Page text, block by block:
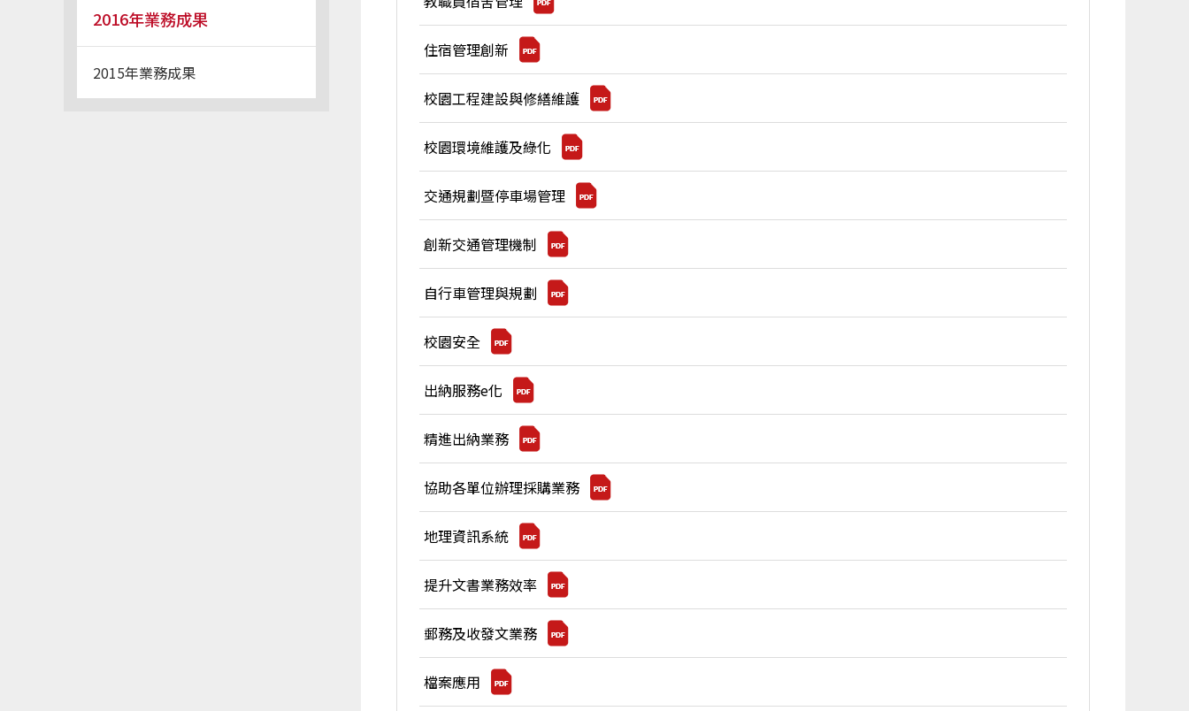
2016年業務成果
2015年業務成果
住宿管理創新
校園工程建設與修繕維護
校園環境維護及綠化
交通規劃暨停車場管理
創新交通管理機制
自行車管理與規劃
校園安全
出納服務e化
精進出納業務
協助各單位辦理採購業務
地理資訊系統
提升文書業務效率
郵務及收發文業務
檔案應用